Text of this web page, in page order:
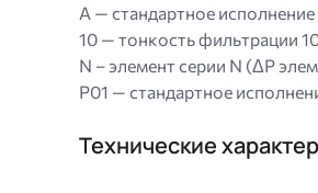
A — стандартное исполнение
10 — тонкость фильтрации
N – элемент серии N (ΔP
P01 — стандартное
Технические